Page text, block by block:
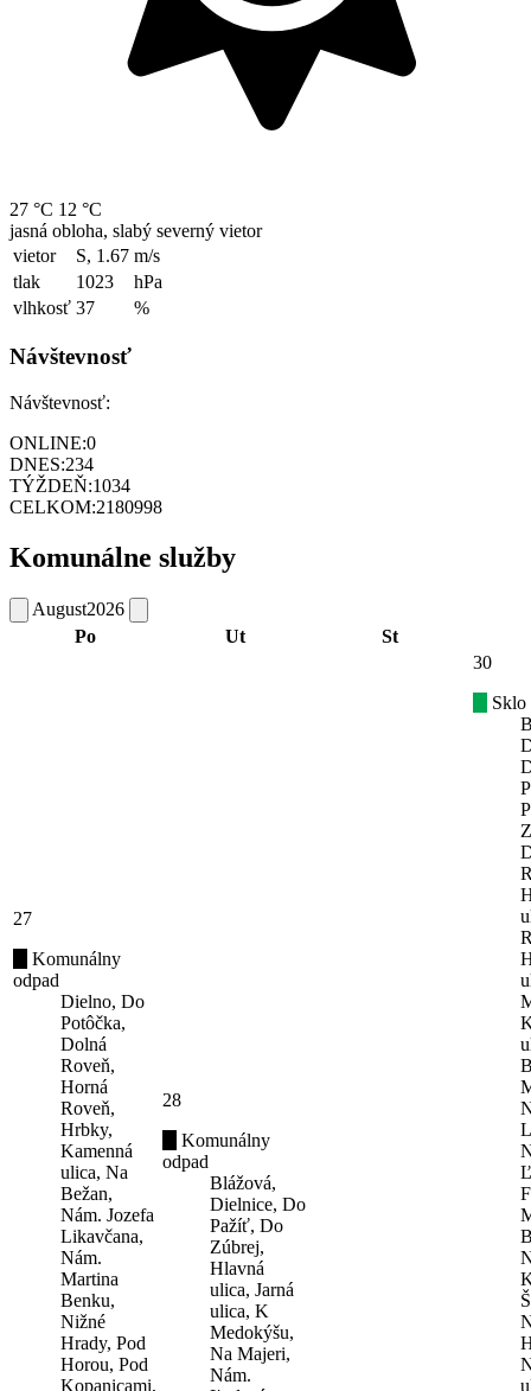
27 °C 12 °C
jasná obloha, slabý severný vietor
vietor
S, 1.67 m/s
tlak
1023
hPa
vlhkosť 37 %
Návštevnosť
Návštevnosť:
ONLINE:0
DNES:234
TÝŽDEŇ:1034
CELKOM:2180998
Komunálne služby
August2026
Po
Ut St
27
Komunálny
odpad
Dielno, Do
Potôčka,
Dolná
Roveň,
Horná
Roveň,
Hrbky,
Kamenná
ulica, Na
Bežan,
Nám. Jozefa
Likavčana,
Nám.
Martina
Benku,
Nižné
Hrady, Pod
Horou, Pod
Kopanicami,
28
Komunálny
odpad
Blážová,
Dielnice, Do
Pažíť, Do
Zúbrej,
Hlavná
ulica, Jarná
ulica, K
Medokýšu,
Na Majeri,
Nám.
30
Sklo